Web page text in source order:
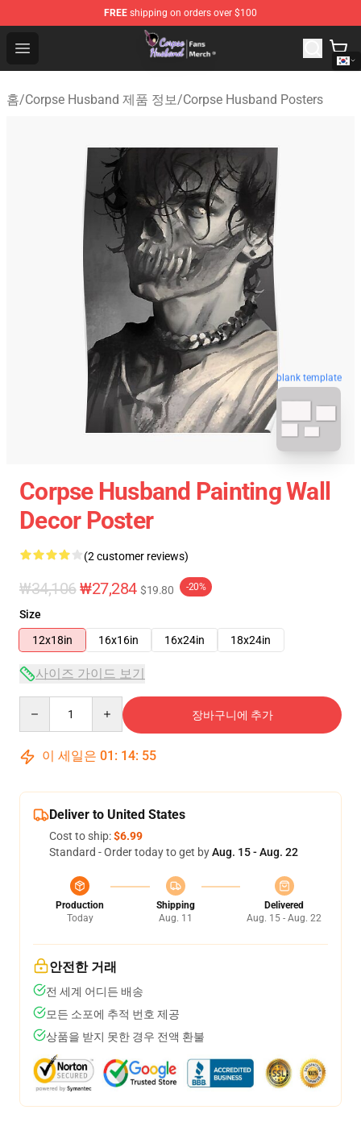
FREE shipping on orders over $100
Open menu
Corpse Husband Store - Official Corpse Husband
홈/Corpse Husband 제품 정보/Corpse Husband Posters
blank template
Corpse Husband Painting Wall
Decor Poster
(2 customer reviews)
₩34,106₩27,284 $19.80 -20%
Size
12x18in
16x16in 16x24in 18x24in
사이즈 가이드 보기
장바구니에 추가
이 세일은 01 : 14: 55
Deliver to United States
Cost to ship:$6.99
Standard - Order today to get byAug. 15 - Aug. 22
Production
Today
Shipping
Aug. 11
Delivered
Aug. 15 - Aug. 22
안전한 거래
전 세계 어디든 배송
모든 소포에 추적 번호 제공
상품을 받지 못한 경우 전액 환불